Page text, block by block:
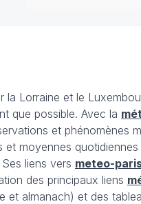
la Lorraine et le
que possible. Avec la
et phénomènes
et moyennes quotidiennes
liens vers meteo-
des principaux liens
et almanach) et des